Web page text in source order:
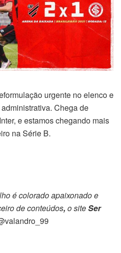
urgente no elenco e
Chega de
e estamos chegando mais
na Série B.
é colorado apaixonado e
de conteúdos, o siteSer